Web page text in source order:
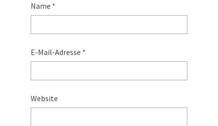
Name *
E-Mail-Adresse *
Website